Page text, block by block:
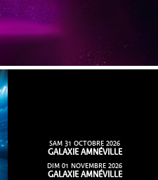
SAM 31 OCTOBRE 2026
GALAXIE AMNÉVILLE
DIM 01 NOVEMBRE 2026
GALAXIE AMNÉVILLE